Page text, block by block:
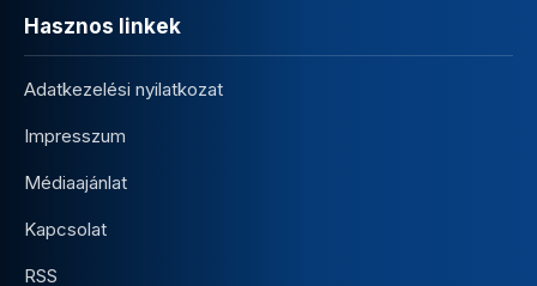
Hasznos linkek
Adatkezelési nyilatkozat
Impresszum
Médiaajánlat
Kapcsolat
RSS